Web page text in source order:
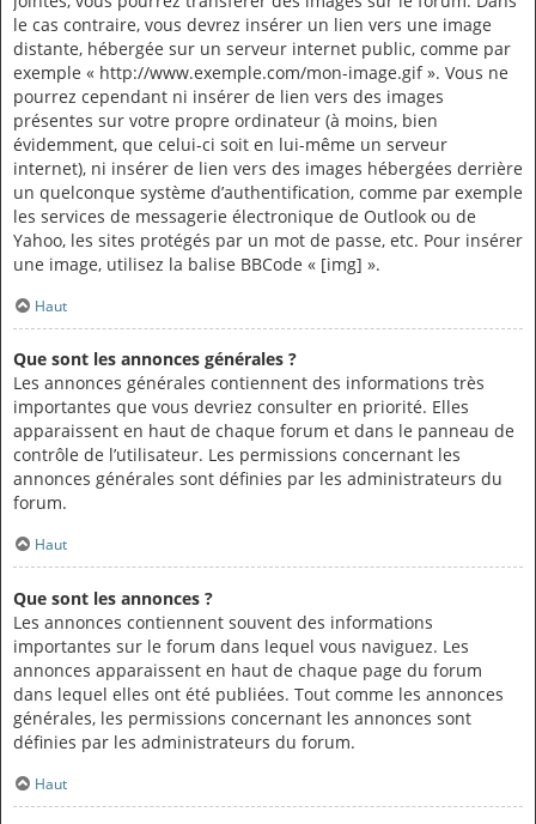
le cas contraire, vous devrez insérer un lien vers une image
distante, hébergée sur un serveur internet public, comme par
exemple « http://www.exemple.com/mon-image.gif ». Vous ne
pourrez cependant ni insérer de lien vers des images
présentes sur votre propre ordinateur (à moins, bien
évidemment, que celui-ci soit en lui-même un serveur
internet), ni insérer de lien vers des images hébergées derrière
un quelconque système d’authentification, comme par exemple
les services de messagerie électronique de Outlook ou de
Yahoo, les sites protégés par un mot de passe, etc. Pour insérer
une image, utilisez la balise BBCode « [img] ».
Haut
Que sont les annonces générales ?
Les annonces générales contiennent des informations très
importantes que vous devriez consulter en priorité. Elles
apparaissent en haut de chaque forum et dans le panneau de
contrôle de l’utilisateur. Les permissions concernant les
annonces générales sont définies par les administrateurs du
forum.
Haut
Que sont les annonces ?
Les annonces contiennent souvent des informations
importantes sur le forum dans lequel vous naviguez. Les
annonces apparaissent en haut de chaque page du forum
dans lequel elles ont été publiées. Tout comme les annonces
générales, les permissions concernant les annonces sont
définies par les administrateurs du forum.
Haut